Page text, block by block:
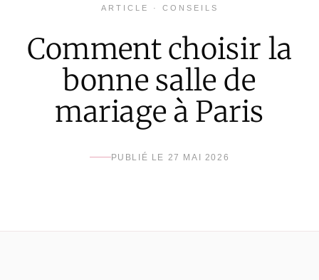
ARTICLE · CONSEILS
Comment choisir la
bonne salle de
mariage à Paris
PUBLIÉ LE 27 MAI 2026